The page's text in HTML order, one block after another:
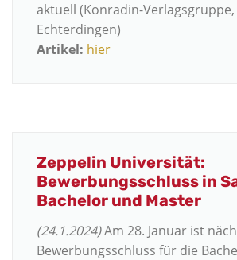
aktuell (Konradin-
Echterdingen)
Artikel: hier
Zeppelin Universität:
Bewerbungsschluss in
Bachelor und Master
(24.1.2024)Am 28. Januar ist
Bewerbungsschluss für die